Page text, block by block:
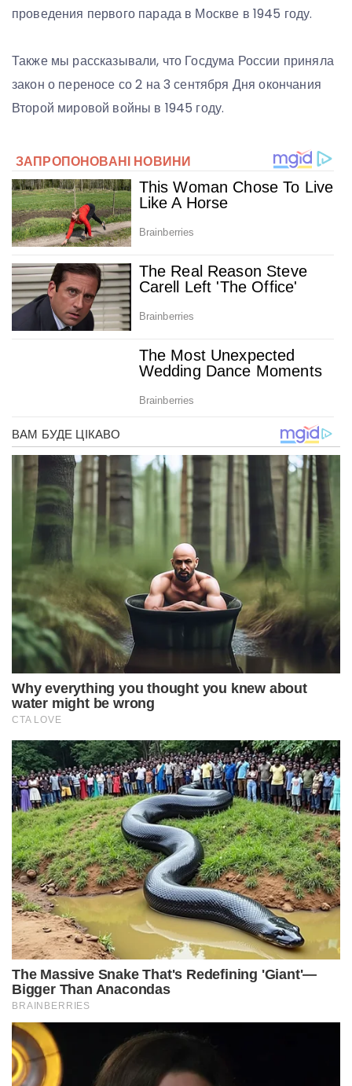
проведения первого парада в Москве в 1945 году.
Также мы рассказывали, что Госдума России приняла
закон о переносе со 2 на 3 сентября Дня окончания
Второй мировой войны в 1945 году.